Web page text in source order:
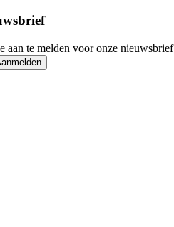
aan te melden voor onze nieuwsbrief